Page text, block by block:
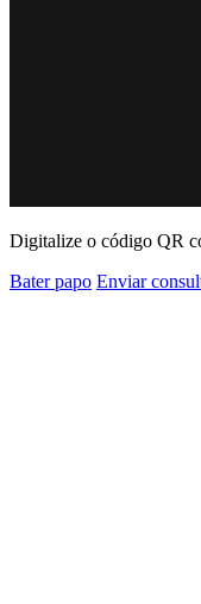
Digitalize o código QR
Bater papo Enviar